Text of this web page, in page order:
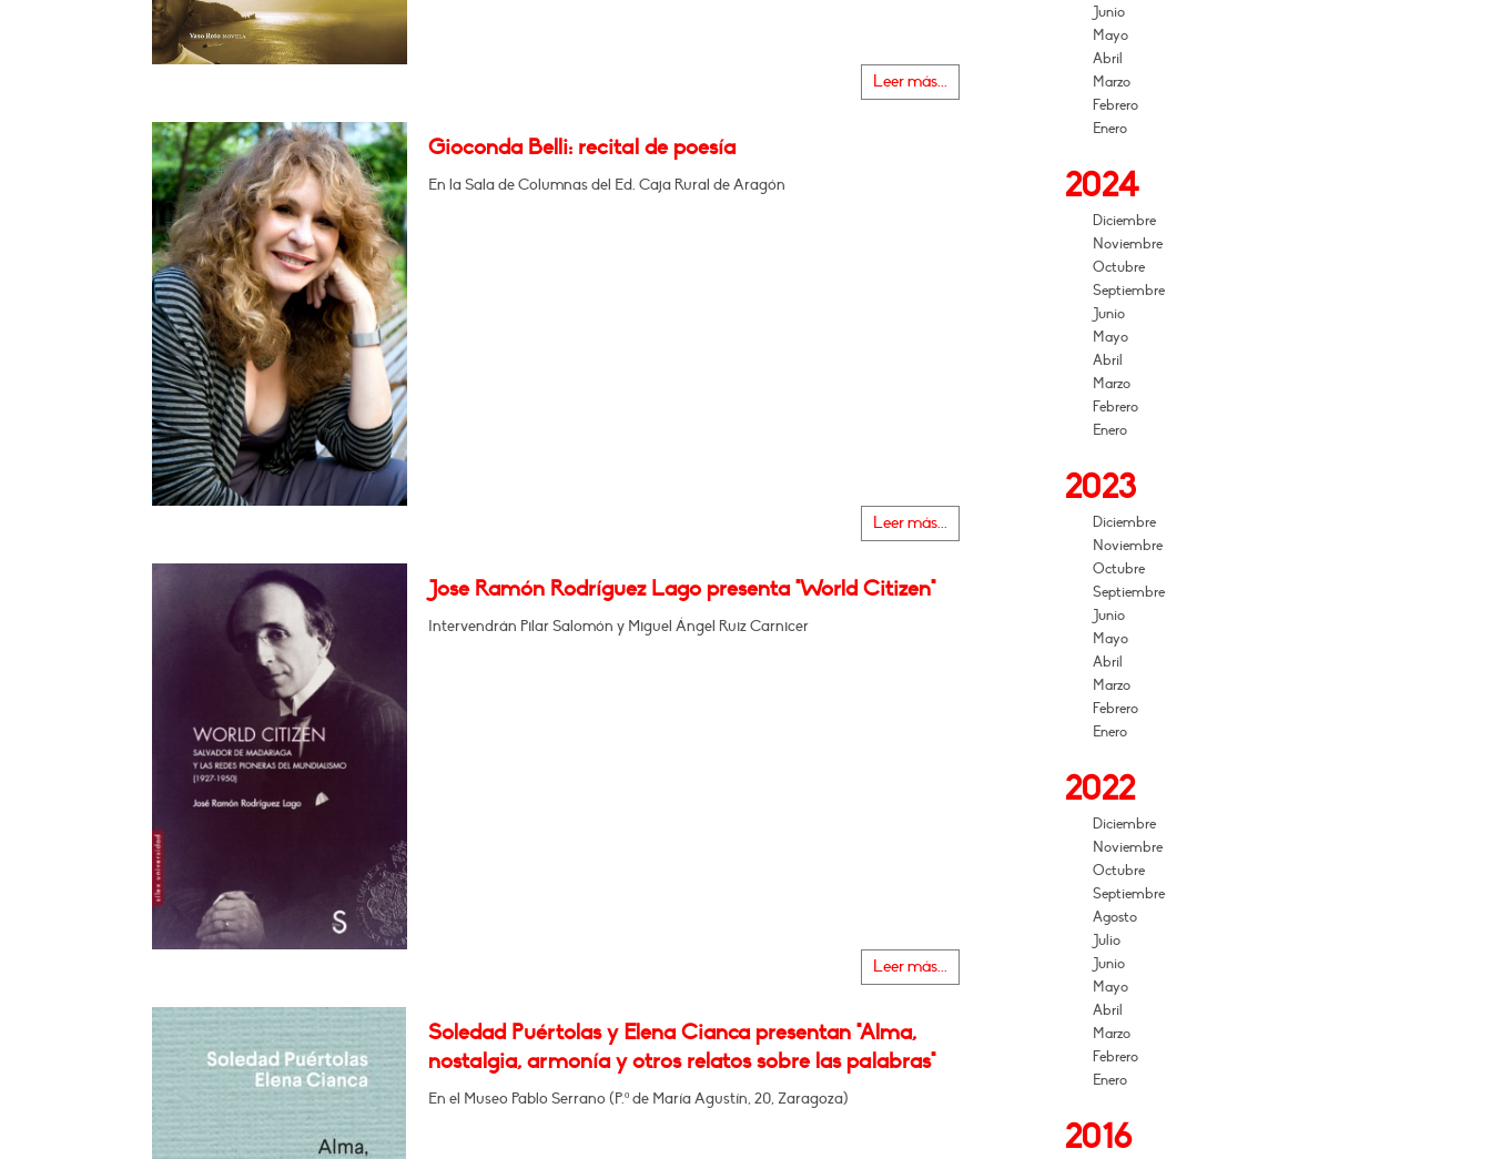
Leer más...
Gioconda Belli: recital de poesía
En la Sala de Columnas del Ed. Caja Rural de Aragón
Leer más...
Jose Ramón Rodríguez Lago presenta "World Citizen"
Intervendrán Pilar Salomón y Miguel Ángel Ruiz Carnicer
Leer más...
Soledad Puértolas y Elena Cianca presentan "Alma,
nostalgia, armonía y otros relatos sobre las palabras"
En el Museo Pablo Serrano (P.º de María Agustín, 20, Zaragoza)
Junio
Mayo
Abril
Marzo
Febrero
Enero
2024
Diciembre
Noviembre
Octubre
Septiembre
Junio
Mayo
Abril
Marzo
Febrero
Enero
2023
Diciembre
Noviembre
Octubre
Septiembre
Junio
Mayo
Abril
Marzo
Febrero
Enero
2022
Diciembre
Noviembre
Octubre
Septiembre
Agosto
Julio
Junio
Mayo
Abril
Marzo
Febrero
Enero
2016